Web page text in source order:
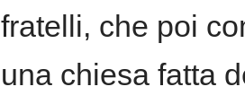
fratelli, che poi
una chiesa fatta